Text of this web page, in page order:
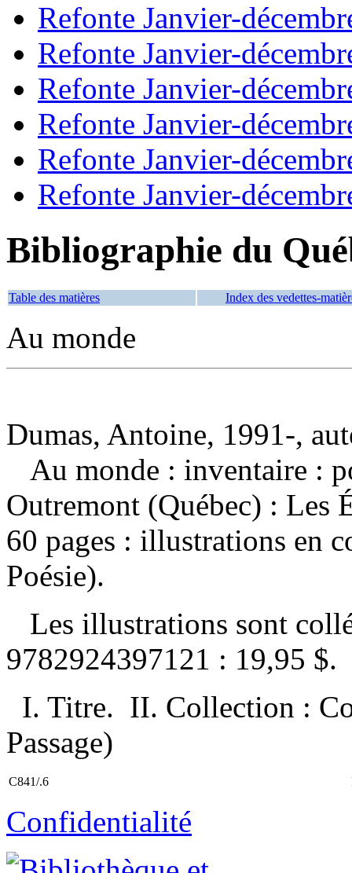
Refonte Janvier-
Refonte Janvier-
Refonte Janvier-
Refonte Janvier-
Refonte Janvier-
Refonte Janvier-
Bibliographie du
Table des matières Index des vedettes-
Au monde
Dumas, Antoine, 1991-,
Au monde : inventaire :
Outremont (Québec) : Les
60 pages : illustrations en
Poésie).
Les illustrations sont
9782924397121 : 19,95 $.
I. Titre. II. Collection :
Passage)
C841/.6
Confidentialité